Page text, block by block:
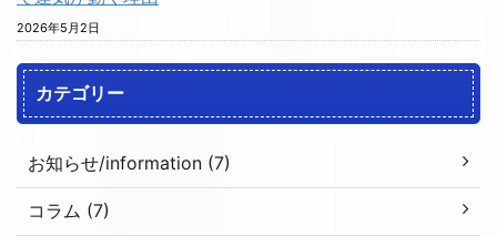
2026年5月2日
カテゴリー
お知らせ/information (7)
コラム (7)